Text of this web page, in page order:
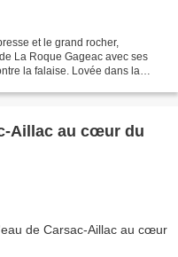
et le grand rocher,
La Roque Gageac avec ses
la falaise. Lovée dans la
Aillac au cœur du